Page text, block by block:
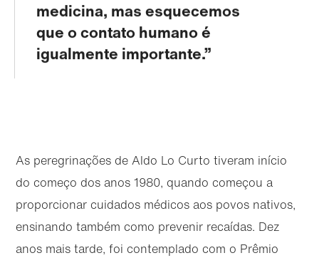
medicina, mas esquecemos
que o contato humano é
igualmente importante.
As peregrinações de Aldo Lo Curto tiveram início
do começo dos anos 1980, quando começou a
proporcionar cuidados médicos aos povos nativos,
ensinando também como prevenir recaídas. Dez
anos mais tarde, foi contemplado com o Prêmio